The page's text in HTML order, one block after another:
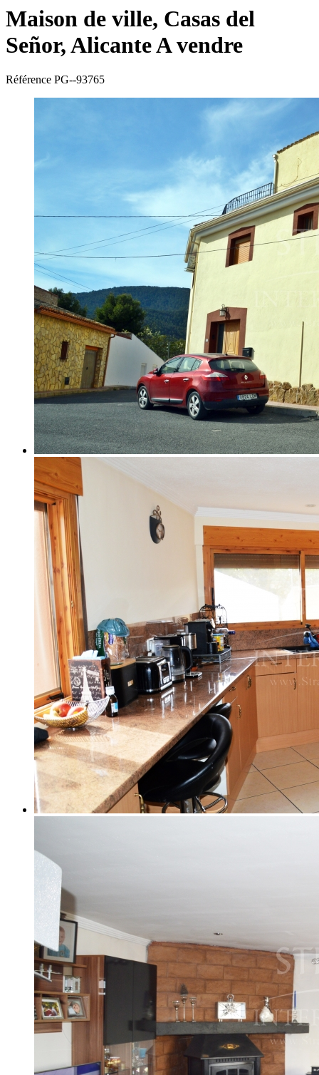
Maison de ville, Casas del
Señor, AlicanteA vendre
Référence PG--93765